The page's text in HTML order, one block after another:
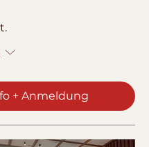
+ Anmeldung